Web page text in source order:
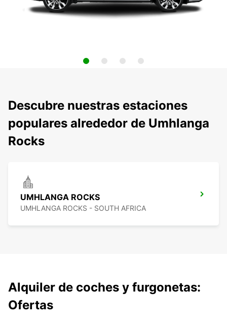
Descubre nuestras estaciones
populares alrededor de Umhlanga
Rocks
UMHLANGA ROCKS
UMHLANGA ROCKS - SOUTH AFRICA
Alquiler de coches y furgonetas:
Ofertas